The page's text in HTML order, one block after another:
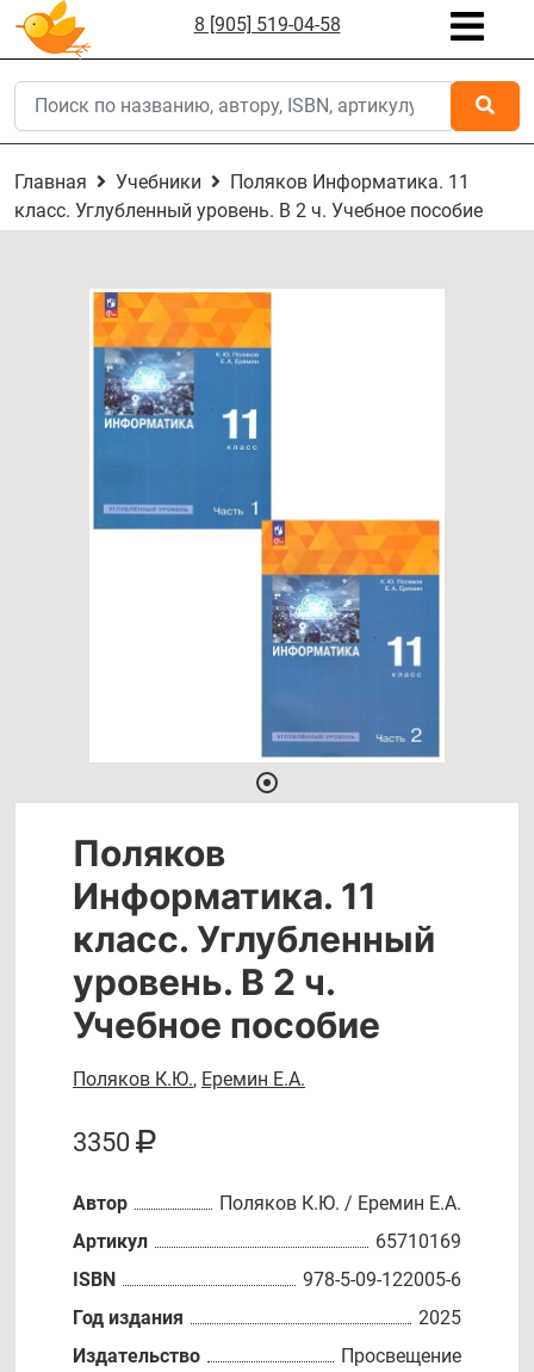
8 [905] 519-04-58
Главная Учебники
Поляков Информатика. 11
класс. Углубленный уровень. В 2 ч. Учебное пособие
Поляков
Информатика. 11
класс. Углубленный
уровень. В 2 ч.
Учебное пособие
Поляков К.Ю., Еремин Е.А.
3350
Автор
Поляков К.Ю. / Еремин Е.А.
Артикул
65710169
ISBN
978-5-09-122005-6
Год издания
2025
Издательство
Просвещение